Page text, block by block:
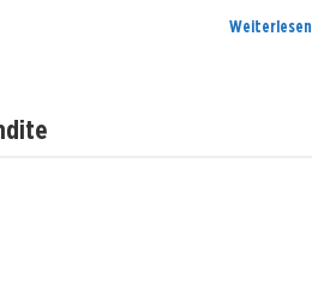
Weiterlesen